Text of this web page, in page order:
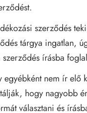
szerződés
tárgya ingatlan,
írásba
egyébként nem ír elő
hogy nagyobb
választani és